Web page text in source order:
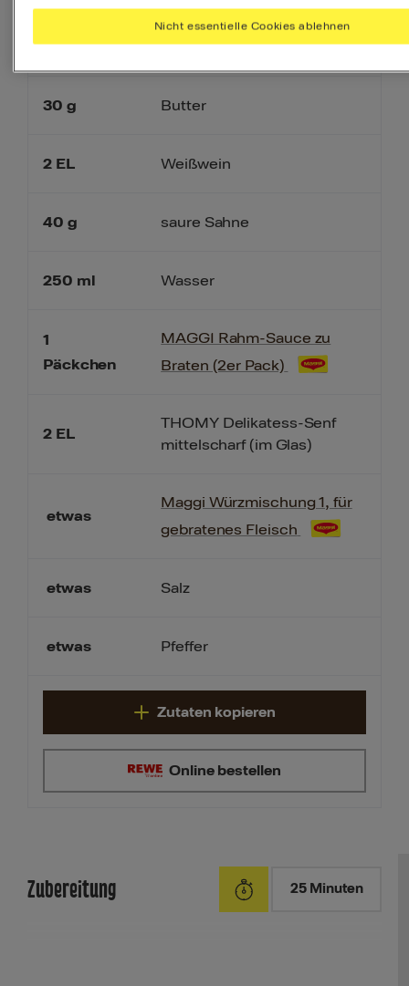
50 g
30 g
2 EL
40 g
250 ml
1
Päckchen
2 EL
etwas
etwas
etwas
Walnusskerne
Butter
Weißwein
saure Sahne
Wasser
MAGGI Rahm-Sauce zu
Braten (2er Pack)
THOMY Delikatess-Senf
mittelscharf (im Glas)
Maggi Würzmischung 1, für
gebratenes Fleisch
Salz
Pfeffer
Online bestellen
Zutaten kopieren
Zubereitung 25 Minuten
Nicht essentielle Cookies ablehnen